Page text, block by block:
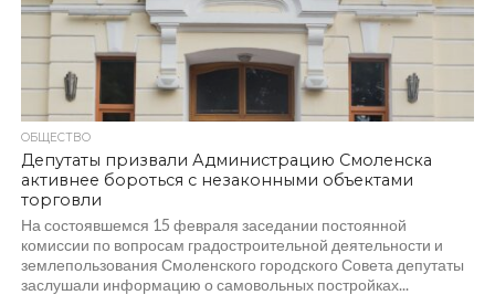
ОБЩЕСТВО
Депутаты призвали Администрацию Смоленска
активнее бороться с незаконными объектами
торговли
На состоявшемся 15 февраля заседании постоянной
комиссии по вопросам градостроительной деятельности и
землепользования Смоленского городского Совета депутаты
заслушали информацию о самовольных постройках...